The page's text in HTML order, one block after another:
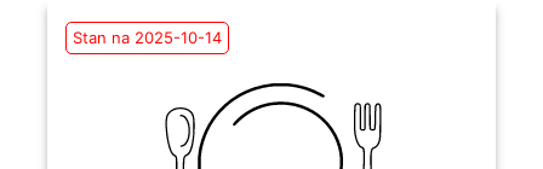
Stan na 2025-10-14